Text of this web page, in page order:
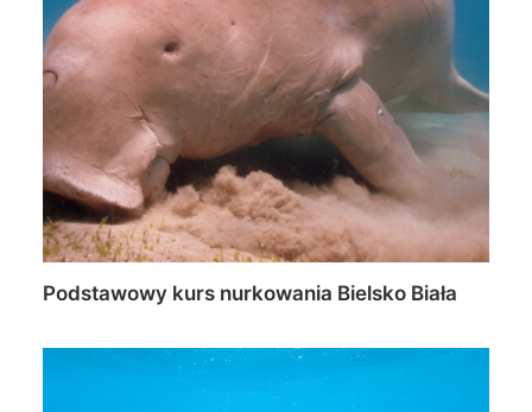
Podstawowy kurs nurkowania Bielsko Biała